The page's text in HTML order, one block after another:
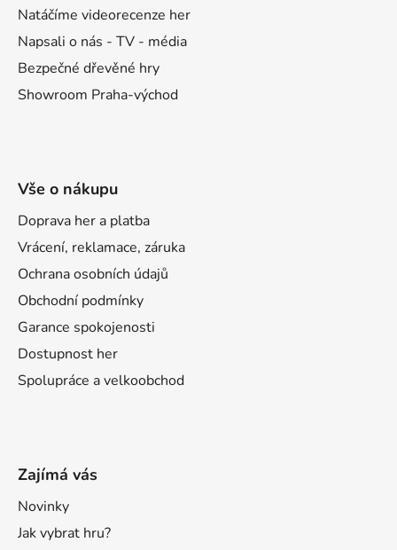
Natáčíme videorecenze her
Napsali o nás - TV - média
Bezpečné dřevěné hry
Showroom Praha-východ
Vše o nákupu
Doprava her a platba
Vrácení, reklamace, záruka
Ochrana osobních údajů
Obchodní podmínky
Garance spokojenosti
Dostupnost her
Spolupráce a velkoobchod
Zajímá vás
Novinky
Jak vybrat hru?